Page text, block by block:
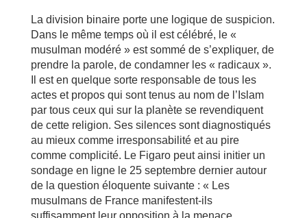
La division binaire porte une logique de suspicion.
Dans le même temps où il est célébré, le «
musulman modéré » est sommé de s’expliquer, de
prendre la parole, de condamner les « radicaux ».
Il est en quelque sorte responsable de tous les
actes et propos qui sont tenus au nom de l’Islam
par tous ceux qui sur la planète se revendiquent
de cette religion. Ses silences sont diagnostiqués
au mieux comme irresponsabilité et au pire
comme complicité. Le Figaro peut ainsi initier un
sondage en ligne le 25 septembre dernier autour
de la question éloquente suivante : « Les
musulmans de France manifestent-ils
suffisamment leur opposition à la menace